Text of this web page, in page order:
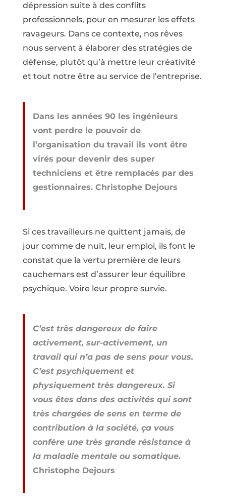
dépression suite à des conflits
professionnels, pour en mesurer les effets
ravageurs. Dans ce contexte, nos rêves
nous servent à élaborer des stratégies de
défense, plutôt qu’à mettre leur créativité
et tout notre être au service de l’entreprise.
Dans les années 90 les ingénieurs
vont perdre le pouvoir de
l’organisation du travail ils vont être
virés pour devenir des super
techniciens et être remplacés par des
gestionnaires. Christophe Dejours
Si ces travailleurs ne quittent jamais, de
jour comme de nuit, leur emploi, ils font le
constat que la vertu première de leurs
cauchemars est d’assurer leur équilibre
psychique. Voire leur propre survie.
C’est très dangereux de faire
activement, sur-activement, un
travail qui n’a pas de sens pour vous.
C’est psychiquement et
physiquement très dangereux. Si
vous êtes dans des activités qui sont
très chargées de sens en terme de
contribution à la société, ça vous
confère une très grande résistance à
la maladie mentale ou somatique.
Christophe Dejours